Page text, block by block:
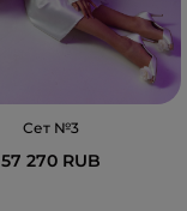
Сет №3
57 270 RUB